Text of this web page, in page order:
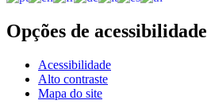
Opções de acessibilidade
Acessibilidade
Alto contraste
Mapa do site